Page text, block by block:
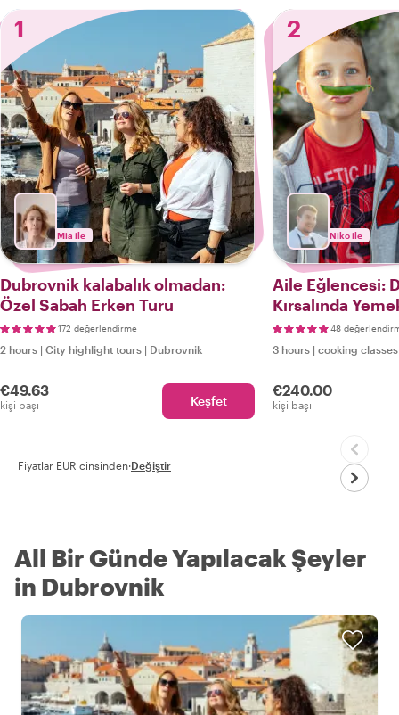
1
Mia ile
Dubrovnik kalabalık olmadan:
Özel Sabah Erken Turu
172 değerlendirme
2 hours | City highlight tours | Dubrovnik
€49.63
kişi başı Keşfet
2
Niko ile
Aile Eğlencesi:
Kırsalında
Dersleri48
3 hours | cooking classes
€240.00
kişi başı
Fiyatlar EUR cinsinden·Değiştir
All Bir Günde Yapılacak Şeyler
in Dubrovnik